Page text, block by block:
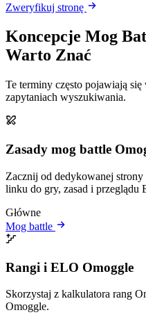
Zweryfikuj stronę
Koncepcje Mog
Warto Znać
Te terminy często pojawiają
zapytaniach wyszukiwania.
Zasady mog battle
Zacznij od dedykowanej
linku do gry, zasad i przeglądu
Główne
Mog battle
Rangi i ELO Omoggle
Skorzystaj z kalkulatora rang
Omoggle.